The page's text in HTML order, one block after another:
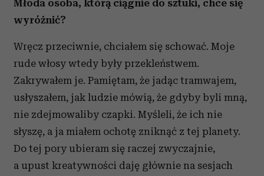
Młoda osoba, którą ciągnie do sztuki, chce się
wyróżnić?
Wręcz przeciwnie, chciałem się schować. Moje
rude włosy wtedy były przekleństwem.
Zakrywałem je. Pamiętam, że jadąc tramwajem,
usłyszałem, jak ludzie mówią, że gdyby byli mną,
nie zdejmowaliby czapki. Myśleli, że ich nie
słyszę, a ja miałem ochotę zniknąć z tej planety.
Do tej pory ubieram się raczej zwyczajnie,
a upust kreatywności daję głównie na sesjach